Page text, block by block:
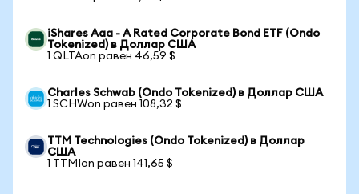
iShares Aaa - A Rated Corporate Bond ETF (Ondo
Tokenized) в Доллар США
1 QLTAon равен 46,59 $
Charles Schwab (Ondo Tokenized) в Доллар США
1 SCHWon равен 108,32 $
TTM Technologies (Ondo Tokenized) в Доллар
США
1 TTMIon равен 141,65 $